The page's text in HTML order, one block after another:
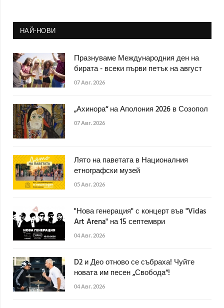
НАЙ-НОВИ
Празнуваме Международния ден на
бирата - всеки първи петък на август
07 Авг. 2026
„Ахинора“ на Аполония 2026 в Созопол
07 Авг. 2026
Лято на паветата в Националния
етнографски музей
05 Авг. 2026
"Нова генерация" с концерт във "Vidas
Art Arena" на 15 септември
04 Авг. 2026
D2 и Део отново се събраха! Чуйте
новата им песен „Свобода“!
04 Авг. 2026